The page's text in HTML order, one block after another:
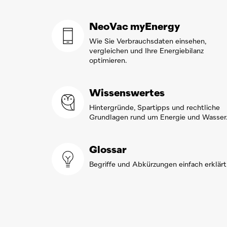
NeoVac myEnergy
Wie Sie Verbrauchsdaten einsehen,
vergleichen und Ihre Energiebilanz
optimieren.
Wissenswertes
Hintergründe, Spartipps und rechtliche
Grundlagen rund um Energie und Wasser.
Glossar
Begriffe und Abkürzungen einfach